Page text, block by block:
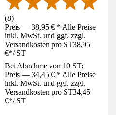
(8)
Preis — 38,95 € * Alle Preise
inkl. MwSt. und ggf. zzgl.
Versandkosten pro ST38,95
€*/ ST
Bei Abnahme von 10 ST:
Preis — 34,45 € * Alle Preise
inkl. MwSt. und ggf. zzgl.
Versandkosten pro ST34,45
€*/ ST